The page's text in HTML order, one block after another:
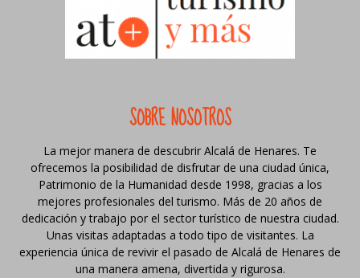
SOBRE NOSOTROS
La mejor manera de descubrir Alcalá de Henares. Te
ofrecemos la posibilidad de disfrutar de una ciudad única,
Patrimonio de la Humanidad desde 1998, gracias a los
mejores profesionales del turismo. Más de 20 años de
dedicación y trabajo por el sector turístico de nuestra ciudad.
Unas visitas adaptadas a todo tipo de visitantes. La
experiencia única de revivir el pasado de Alcalá de Henares de
una manera amena, divertida y rigurosa.